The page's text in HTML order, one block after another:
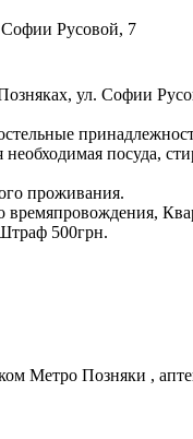
Софии Русовой, 7
ул. Софии
посуда,
проживания.
500грн.
Метро Позняки ,